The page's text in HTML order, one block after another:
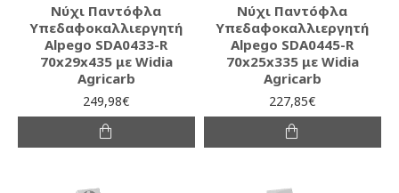
Νύχι Παντόφλα
Υπεδαφοκαλλιεργητή
Alpego SDA0433-R
70x29x435 με Widia
Agricarb
249,98€
Νύχι Παντόφλα
Υπεδαφοκαλλιεργητή
Alpego SDA0445-R
70x25x335 με Widia
Agricarb
227,85€